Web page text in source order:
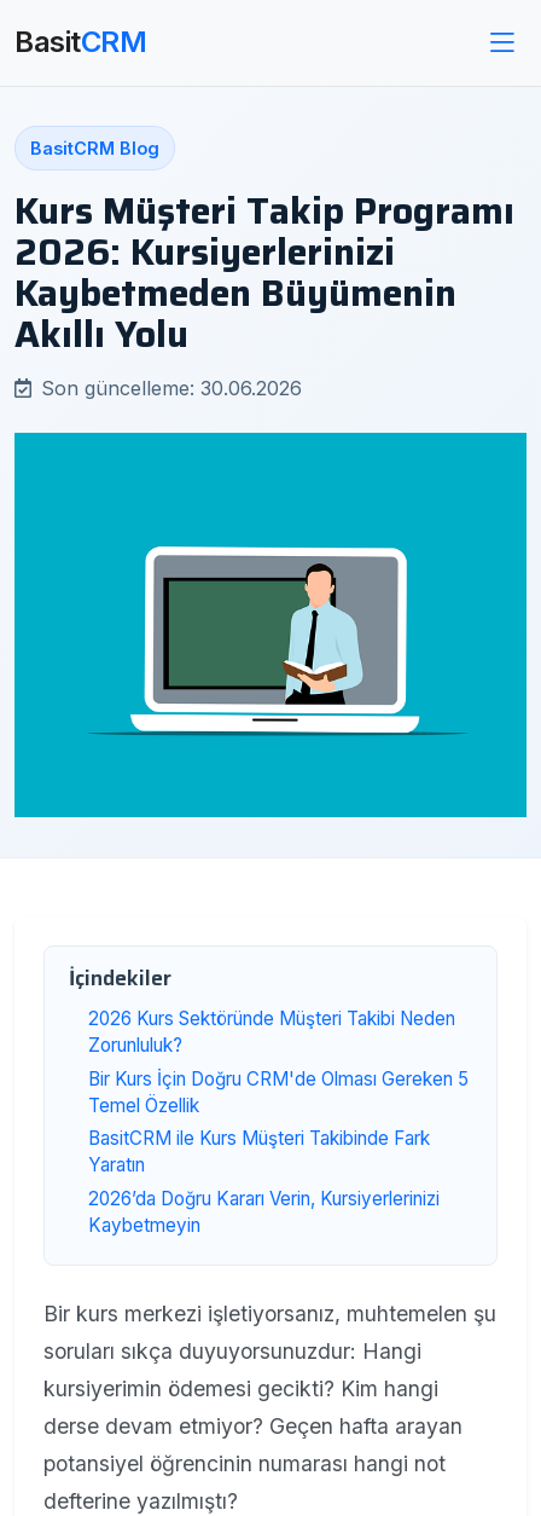
BasitCRM
BasitCRM Blog
Kurs Müşteri Takip Programı
2026: Kursiyerlerinizi
Kaybetmeden Büyümenin
Akıllı Yolu
Son güncelleme: 30.06.2026
İçindekiler
2026 Kurs Sektöründe Müşteri Takibi Neden
Zorunluluk?
Bir Kurs İçin Doğru CRM'de Olması Gereken 5
Temel Özellik
BasitCRM ile Kurs Müşteri Takibinde Fark
Yaratın
2026’da Doğru Kararı Verin, Kursiyerlerinizi
Kaybetmeyin
Bir kurs merkezi işletiyorsanız, muhtemelen şu
soruları sıkça duyuyorsunuzdur: Hangi
kursiyerimin ödemesi gecikti? Kim hangi
derse devam etmiyor? Geçen hafta arayan
potansiyel öğrencinin numarası hangi not
defterine yazılmıştı?